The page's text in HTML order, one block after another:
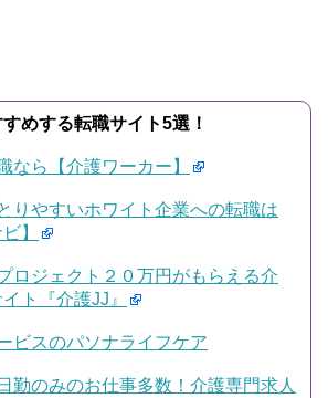
すめする転職サイト5選！
なら【介護ワーカー】
りやすいホワイト企業への転職は
】
ロジェクト２０万円がもらえる介
ト『介護JJ』
ビスのパソナライフケア
勤のみのお仕事多数！介護専門求人